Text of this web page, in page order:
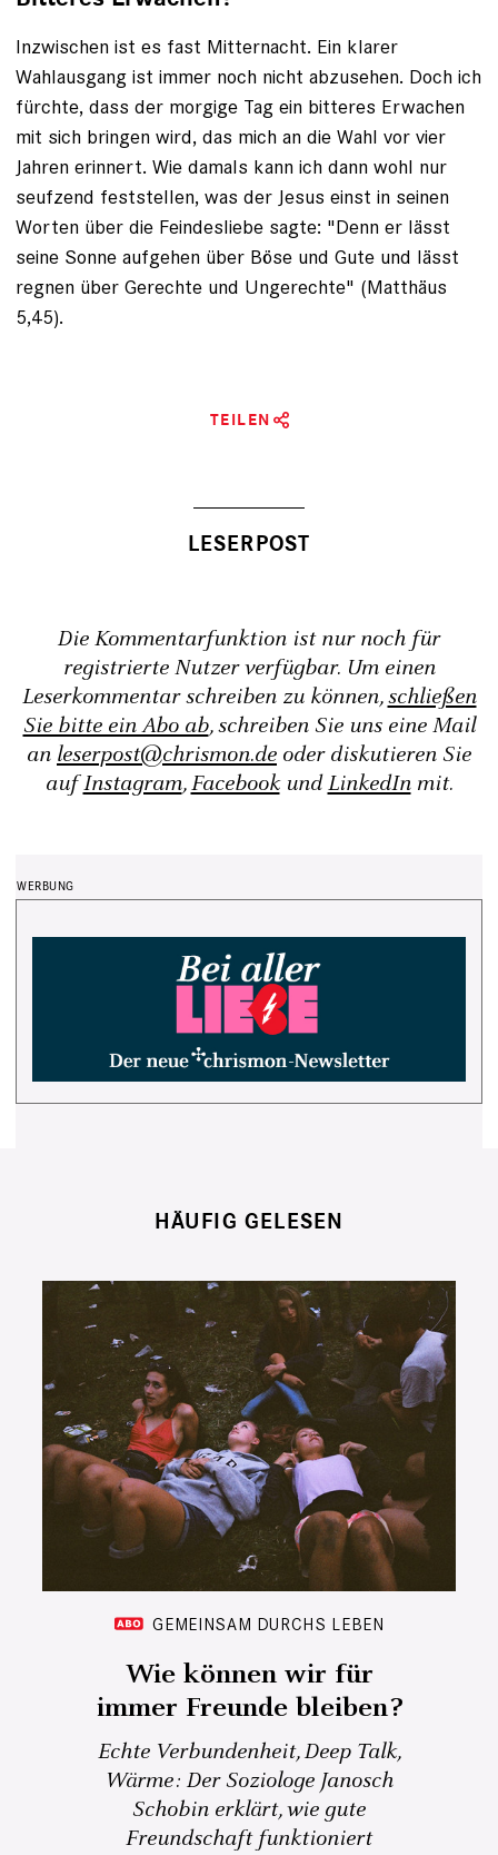
Inzwischen ist es fast Mitternacht. Ein klarer
Wahlausgang ist immer noch nicht abzusehen. Doch ich
fürchte, dass der morgige Tag ein bitteres Erwachen
mit sich bringen wird, das mich an die Wahl vor vier
Jahren erinnert. Wie damals kann ich dann wohl nur
seufzend feststellen, was der Jesus einst in seinen
Worten über die Feindesliebe sagte: "Denn er lässt
seine Sonne aufgehen über Böse und Gute und lässt
regnen über Gerechte und Ungerechte" (Matthäus
5,45).
TEILEN
Die Kommentarfunktion ist nur noch für
registrierte Nutzer verfügbar. Um einen
Leserkommentar schreiben zu können,schließen
Sie bitte ein Abo ab, schreiben Sie uns eine Mail
an leserpost@chrismon.de oder diskutieren Sie
aufInstagram,FacebookundLinkedInmit.
HÄUFIG GELESEN
GEMEINSAM DURCHS LEBEN
Wie können wir für
immer Freunde bleiben?
Echte Verbundenheit, Deep Talk,
Wärme: Der Soziologe Janosch
Schobin erklärt, wie gute
Freundschaft funktioniert